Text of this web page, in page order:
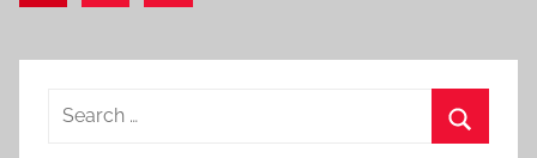
導
Search